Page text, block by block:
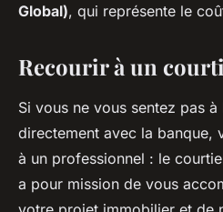
Global), qui représente le
Recourir à un
Si vous ne vous sentez pas à
directement avec la banque,
à un professionnel : le
a pour mission de vous